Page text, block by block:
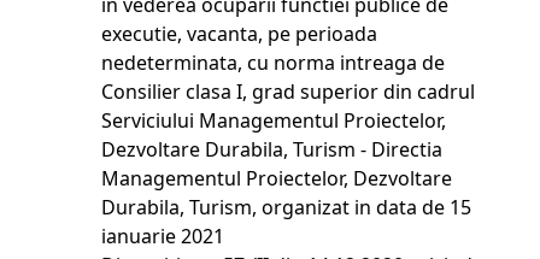
in vederea ocuparii functiei publice de
executie, vacanta, pe perioada
nedeterminata, cu norma intreaga de
Consilier clasa I, grad superior din cadrul
Serviciului Managementul Proiectelor,
Dezvoltare Durabila, Turism - Directia
Managementul Proiectelor, Dezvoltare
Durabila, Turism, organizat in data de 15
ianuarie 2021